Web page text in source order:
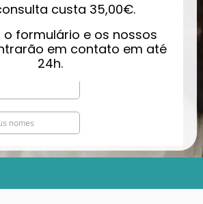
custa 35,00€.
o formulário e os nossos
em contato em até
24h.